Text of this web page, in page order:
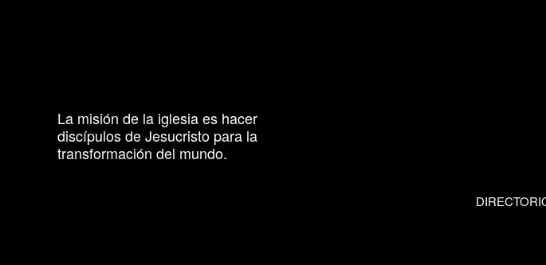
La misión de la iglesia es hacer
discípulos de Jesucristo para la
transformación del mundo.